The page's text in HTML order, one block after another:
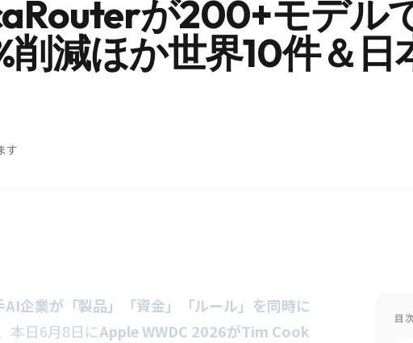
が200+モデル
削減ほか世界10件＆日
す
AI企業が「製品」「資金」「ルール」を同時に
本日6月8日にApple WWDC 2026がTim Cook
目